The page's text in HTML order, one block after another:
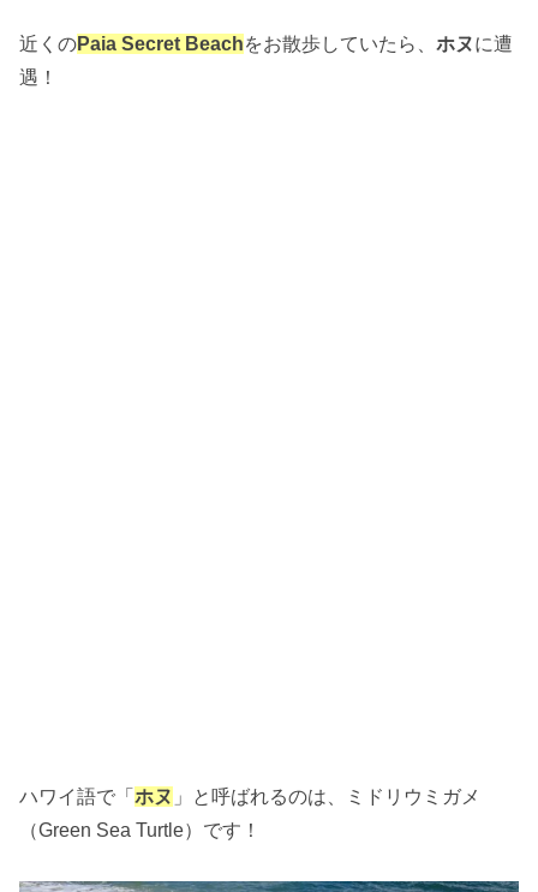
近くのPaia Secret Beachをお散歩していたら、 ホヌに遭
遇！
ハワイ語で「 ホヌ 」と呼ばれるのは、ミドリウミガメ
（Green Sea Turtle）です！